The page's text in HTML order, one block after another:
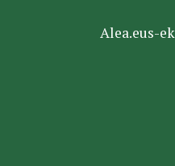
Alea.eus-